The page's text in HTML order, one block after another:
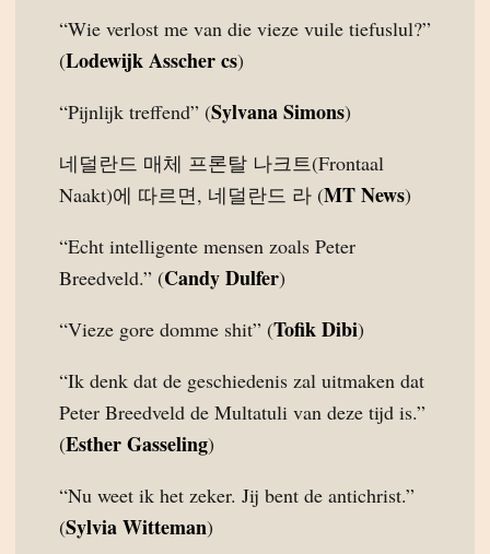
“Wie verlost me van die vieze vuile tiefuslul?”
(Lodewijk Asscher cs)
“Pijnlijk treffend” (Sylvana Simons)
네덜란드 매체 프론탈 나크트(Frontaal
Naakt)에 따르면, 네덜란드 라 (MT News)
“Echt intelligente mensen zoals Peter
Breedveld.” (Candy Dulfer)
“Vieze gore domme shit” (Tofik Dibi)
“Ik denk dat de geschiedenis zal uitmaken dat
Peter Breedveld de Multatuli van deze tijd is.”
(Esther Gasseling)
“Nu weet ik het zeker. Jij bent de antichrist.”
(Sylvia Witteman)